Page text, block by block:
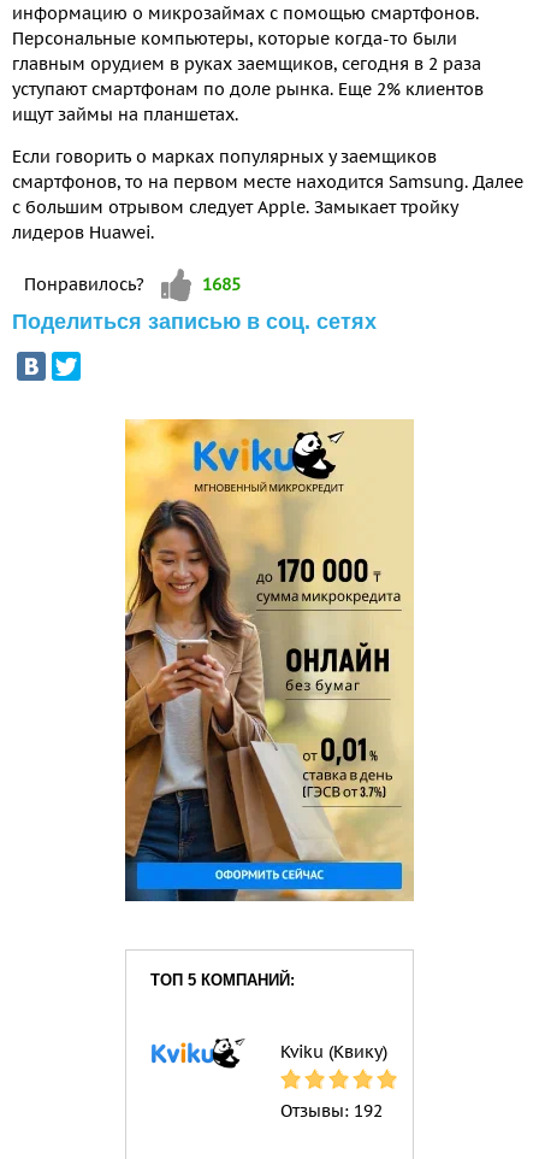
информацию о микрозаймах с помощью смартфонов.
Персональные компьютеры, которые когда-то были
главным орудием в руках заемщиков, сегодня в 2 раза
уступают смартфонам по доле рынка. Еще 2% клиентов
ищут займы на планшетах.
Если говорить о марках популярных у заемщиков
смартфонов, то на первом месте находится Samsung. Далее
с большим отрывом следует Apple. Замыкает тройку
лидеров Huawei.
Понравилось? Vote up!
1685
Поделиться записью в соц. сетях
ТОП 5 КОМПАНИЙ:
Kviku (Квику)
Отзывы: 192